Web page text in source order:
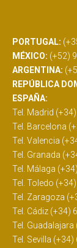
PORTUGAL:
MÉXICO: (+52)
ARGENTINA:
REPÚBLICA
ESPAÑA:
Tel. Madrid
Tel. Barcelona
Tel. Valencia
Tel. Granada
Tel. Málaga
Tel. Toledo
Tel. Zaragoza
Tel. Cádiz (+34)
Tel. Guadalajara
Tel. Sevilla (+34)